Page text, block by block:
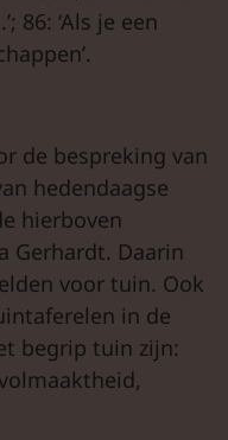
86: ‘Als je een
de bespreking van
hedendaagse
hierboven
Gerhardt. Daarin
voor tuin. Ook
in de
begrip tuin zijn: